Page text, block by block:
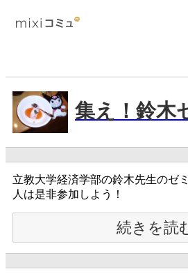
集え！鈴木
立教大学経済学部の鈴木先生のゼ
人は是非参加しよう！
続きを読